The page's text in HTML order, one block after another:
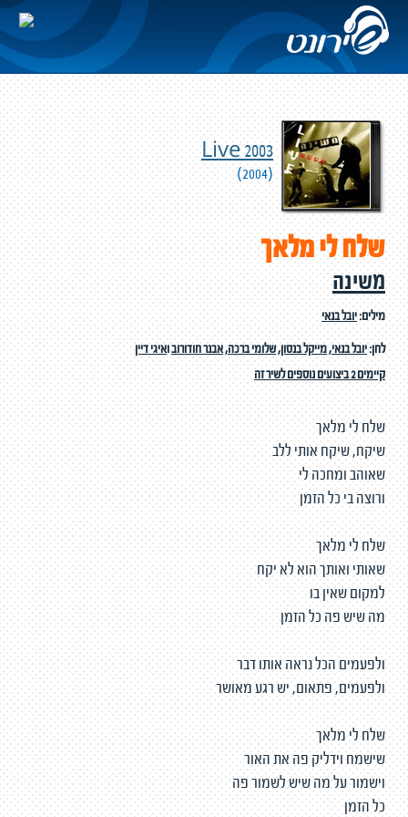
Live 2003
(2004)
שלח לי מלאך
משינה
מילים:יובל בנאי
לחן:יובל בנאי,מייקל בנסון,שלומי ברכה,אבנר חודורובואיגי דיין
קיימים 2 ביצועים נוספים לשיר זה
שלח לי מלאך
שיקח, שיקח אותי ללב
שאוהב ומחכה לי
ורוצה בי כל הזמן
שלח לי מלאך
שאותי ואותך הוא לא יקח
למקום שאין בו
מה שיש פה כל הזמן
ולפעמים הכל נראה אותו דבר
ולפעמים, פתאום, יש רגע מאושר
שלח לי מלאך
שישמח וידליק פה את האור
וישמור על מה שיש לשמור פה
כל הזמן